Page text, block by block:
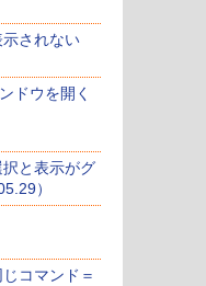
されない
ドウを開く
と表示がグ
）
コマンド＝